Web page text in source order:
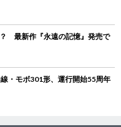
最新作『永遠の記憶』発売で
・モボ301形、運行開始55周年